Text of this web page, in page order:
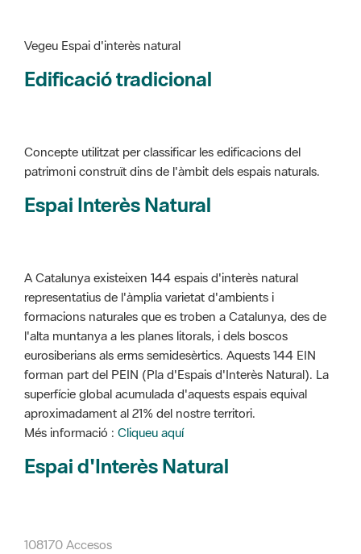
Vegeu Espai d'interès natural
Edificació tradicional
Concepte utilitzat per classificar les edificacions del
patrimoni construït dins de l'àmbit dels espais naturals.
Espai Interès Natural
A Catalunya existeixen 144 espais d'interès natural
representatius de l'àmplia varietat d'ambients i
formacions naturales que es troben a Catalunya, des de
l'alta muntanya a les planes litorals, i dels boscos
eurosiberians als erms semidesèrtics. Aquests 144 EIN
forman part del PEIN (Pla d'Espais d'Interès Natural). La
superfície global acumulada d'aquests espais equival
aproximadament al 21% del nostre territori.
Més informació : Cliqueu aquí
Espai d'Interès Natural
108170 Accesos